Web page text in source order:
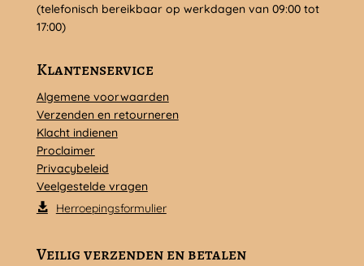
(telefonisch bereikbaar op werkdagen van 09:00 tot
17:00)
Klantenservice
Algemene voorwaarden
Verzenden en retourneren
Klacht indienen
Proclaimer
Privacybeleid
Veelgestelde vragen
Herroepingsformulier
Veilig verzenden en betalen